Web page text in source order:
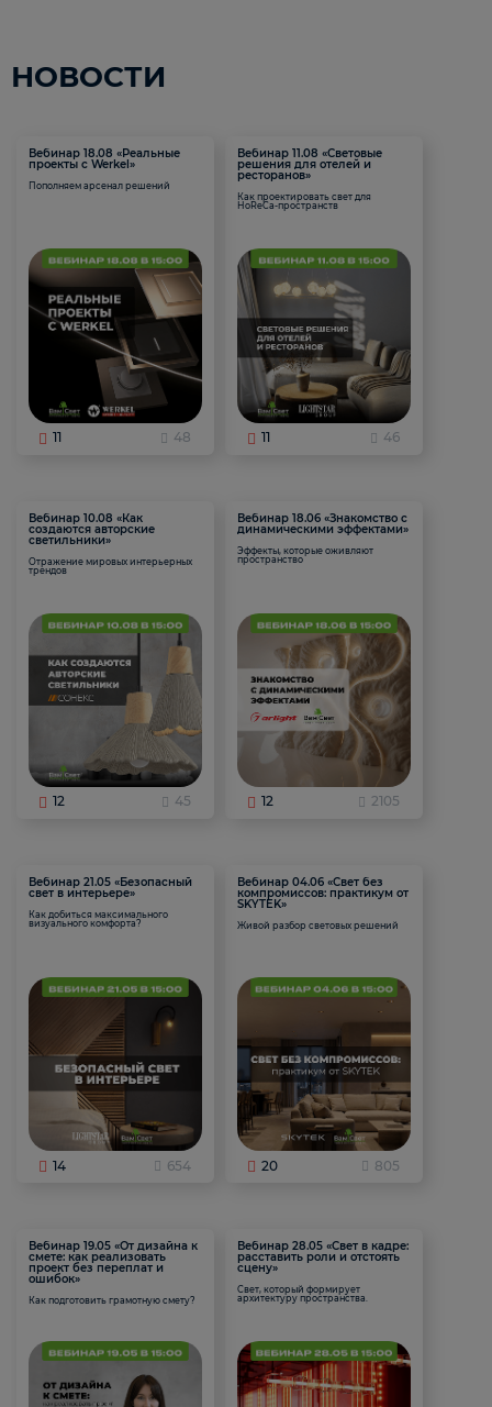
НОВОСТИ
Вебинар 18.08 «Реальные
проекты с Werkel»
Пополняем арсенал решений
11 48
Вебинар 11.08 «Световые
решения для отелей и
ресторанов»
Как проектировать свет для
HoReCa-пространств
11 46
Вебинар 10.08 «Как
создаются авторские
светильники»
Отражение мировых интерьерных
трендов
12 45
Вебинар 18.06 «Знакомство с
динамическими эффектами»
Эффекты, которые оживляют
пространство
12 2105
Вебинар 21.05 «Безопасный
свет в интерьере»
Как добиться максимального
визуального комфорта?
14 654
Вебинар 04.06 «Свет без
компромиссов: практикум от
SKYTEK»
Живой разбор световых решений
20 805
Вебинар 19.05 «От дизайна к
смете: как реализовать
проект без переплат и
ошибок»
Как подготовить грамотную смету?
Вебинар 28.05 «Свет в кадре:
расставить роли и отстоять
сцену»
Свет, который формирует
архитектуру пространства.